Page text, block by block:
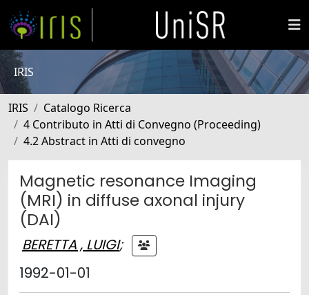
IRIS
IRIS
Catalogo Ricerca
4 Contributo in Atti di Convegno (Proceeding)
4.2 Abstract in Atti di convegno
Magnetic resonance Imaging
(MRI) in diffuse axonal injury
(DAI)
BERETTA , LUIGI;
1992-01-01